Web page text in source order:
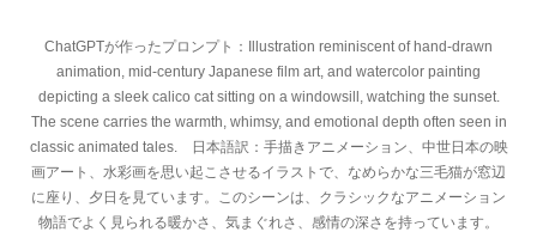
ChatGPTが作ったプロンプト：Illustration reminiscent of hand-drawn
animation, mid-century Japanese film art, and watercolor painting
depicting a sleek calico cat sitting on a windowsill, watching the sunset.
The scene carries the warmth, whimsy, and emotional depth often seen in
classic animated tales. 日本語訳：手描きアニメーション、中世日本の映
画アート、水彩画を思い起こさせるイラストで、なめらかな三毛猫が窓辺
に座り、夕日を見ています。このシーンは、クラシックなアニメーション
物語でよく見られる暖かさ、気まぐれさ、感情の深さを持っています。